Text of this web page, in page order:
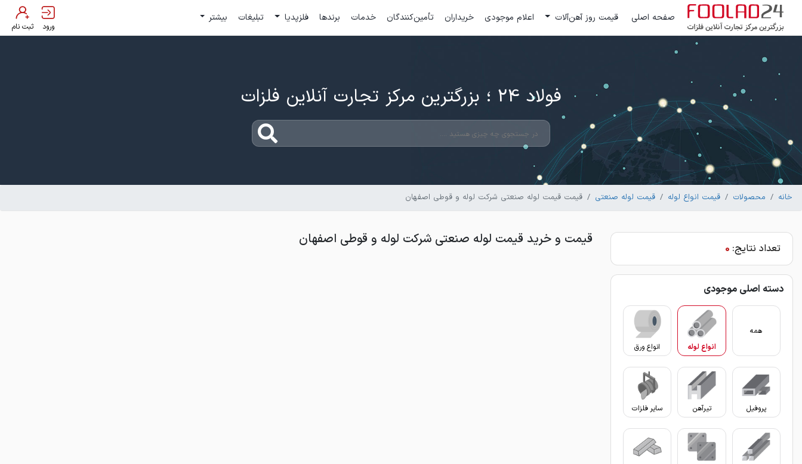
صفحه اصلی قیمت روز آهن‌آلات اعلام موجودی خریداران تأمین‌کنندگان خدمات برندها فلزپدیا تبلیغات بیشتر
ورود ثبت نام
فولاد 24 ؛ بزرگترین مرکز تجارت آنلاین فلزات
خانه محصولات قیمت انواع لوله قیمت لوله صنعتی قیمت قیمت لوله صنعتی شرکت لوله و قوطی اصفهان
تعداد نتایج: 0
دسته اصلی موجودی
همه
انواع لوله
انواع ورق
پروفیل تیرآهن سایر فلزات
قیمت و خرید قیمت لوله صنعتی شرکت لوله و قوطی اصفهان